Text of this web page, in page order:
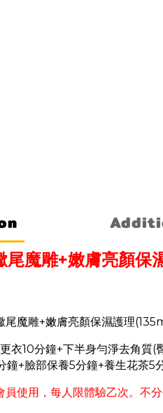
尾魔雕+嫩膚亮顏保
尾魔雕+嫩膚亮顏保濕護理
更衣10分鐘+下半身勻淨去角質(
鐘+臉部保養5分鐘+養生花茶5
員使用，每人限體驗乙次。不